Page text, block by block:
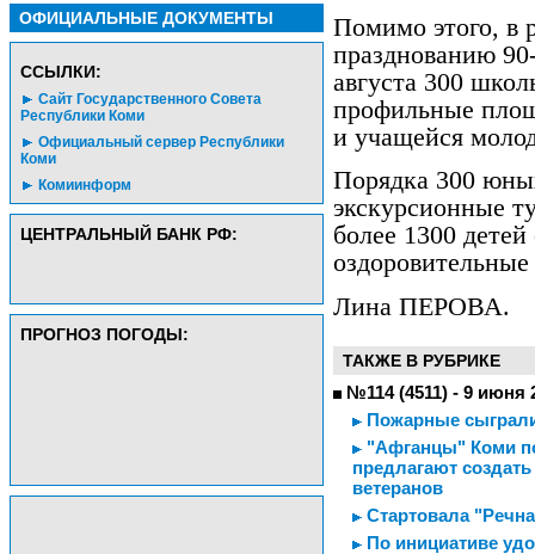
ОФИЦИАЛЬНЫЕ ДОКУМЕНТЫ
CСЫЛКИ:
Сайт Государственного Совета
Республики Коми
Официальный сервер Республики
Коми
Комиинформ
ЦЕНТРАЛЬНЫЙ БАНК РФ:
ПРОГНОЗ ПОГОДЫ:
Помимо этого, в
празднованию
августа 300
профильные
и учащейся
Порядка 300
экскурсионные
более 1300 детей
оздоровительные
Лина ПЕРОВА.
ТАКЖЕ В РУБРИКЕ
№114 (4511) - 9 июня
Пожарные
"Афганцы" Коми
предлагают
ветеранов
Стартовала
По инициативе